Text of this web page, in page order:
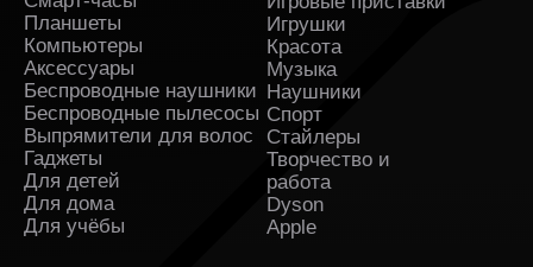
Планшеты
Компьютеры
Аксессуары
Беспроводные наушники
Беспроводные пылесосы
Выпрямители для волос
Гаджеты
Для детей
Для дома
Для учёбы
Игрушки
Красота
Музыка
Наушники
Спорт
Стайлеры
Творчество и
работа
Dyson
Apple